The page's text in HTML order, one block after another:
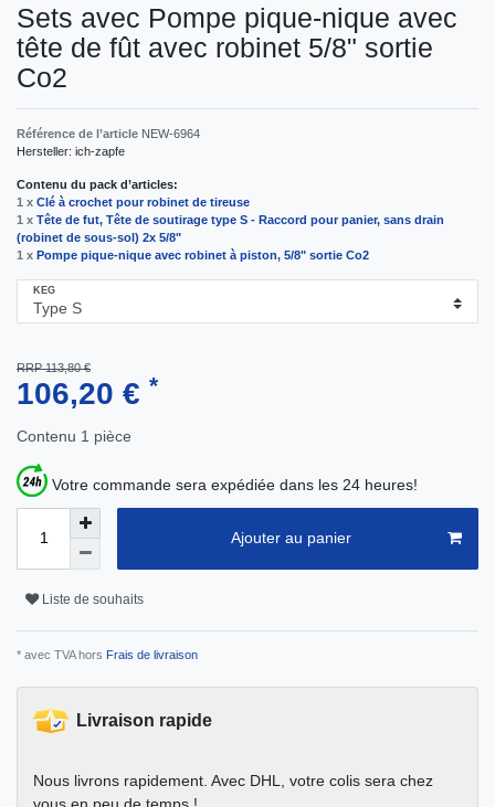
Sets avec Pompe pique-nique avec
tête de fût avec robinet 5/8" sortie
Co2
Référence de l’article NEW-6964
Hersteller: ich-zapfe
Contenu du pack d’articles:
1 x Clé à crochet pour robinet de tireuse
1 x Tête de fut, Tête de soutirage type S - Raccord pour panier, sans drain
(robinet de sous-sol) 2x 5/8"
1 x Pompe pique-nique avec robinet à piston, 5/8" sortie Co2
KEG
RRP 113,80 €
106,20 € *
Contenu 1 pièce
Votre commande sera expédiée dans les 24 heures!
Ajouter au panier
Liste de souhaits
* avec TVA hors Frais de livraison
Livraison rapide
Nous livrons rapidement. Avec DHL, votre colis sera chez